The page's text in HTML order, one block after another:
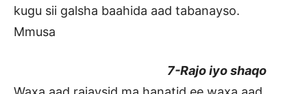
kugu sii galsha baahida aad tabanayso.
Mmusa
7-Rajo iyo shaqo